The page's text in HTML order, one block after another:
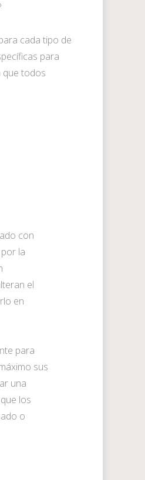
cada tipo de
para
que todos
con
la
el
en
para
sus
una
los
o